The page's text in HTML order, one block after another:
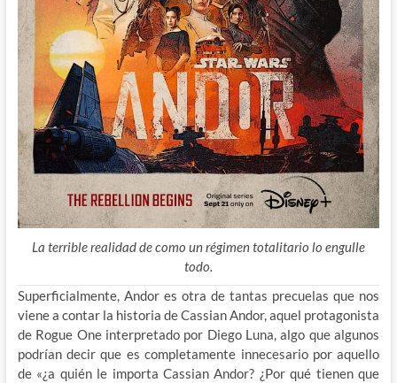
La terrible realidad de como un régimen totalitario lo engulle
todo.
Superficialmente, Andor es otra de tantas precuelas que nos
viene a contar la historia de Cassian Andor, aquel protagonista
de Rogue One interpretado por Diego Luna, algo que algunos
podríandecir que es completamente innecesario por aquello
de «¿a quién le importa Cassian Andor? ¿Por qué tienen que